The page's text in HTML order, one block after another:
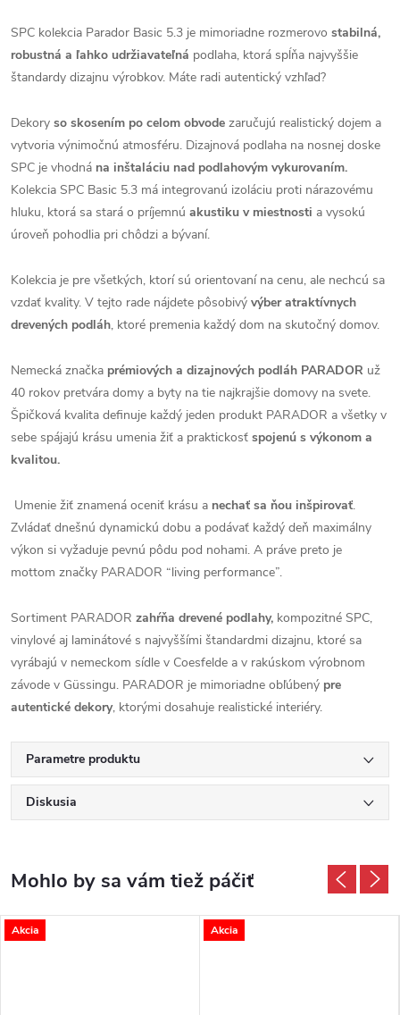
SPC kolekcia Parador Basic 5.3 je mimoriadne rozmerovo stabilná,
robustná a ľahko udržiavateľná podlaha, ktorá spĺňa najvyššie
štandardy dizajnu výrobkov. Máte radi autentický vzhľad?
Dekory so skosením po celom obvode zaručujú realistický dojem a
vytvoria výnimočnú atmosféru. Dizajnová podlaha na nosnej doske
SPC je vhodná na inštaláciu nad podlahovým vykurovaním.
Kolekcia SPC Basic 5.3 má integrovanú izoláciu proti nárazovému
hluku, ktorá sa stará o príjemnú akustiku v miestnosti a vysokú
úroveň pohodlia pri chôdzi a bývaní.
Kolekcia je pre všetkých, ktorí sú orientovaní na cenu, ale nechcú sa
vzdať kvality. V tejto rade nájdete pôsobivý výber atraktívnych
drevených podláh, ktoré premenia každý dom na skutočný domov.
Nemecká značka prémiových a dizajnových podláh PARADOR už
40 rokov pretvára domy a byty na tie najkrajšie domovy na svete.
Špičková kvalita definuje každý jeden produkt PARADOR a všetky v
sebe spájajú krásu umenia žiť a praktickosť spojenú s výkonom a
kvalitou.
Umenie žiť znamená oceniť krásu a nechať sa ňou inšpirovať.
Zvládať dnešnú dynamickú dobu a podávať každý deň maximálny
výkon si vyžaduje pevnú pôdu pod nohami. A práve preto je
mottom značky PARADOR “living performance”.
Sortiment PARADOR zahŕňa drevené podlahy, kompozitné SPC,
vinylové aj laminátové s najvyššími štandardmi dizajnu, ktoré sa
vyrábajú v nemeckom sídle v Coesfelde a v rakúskom výrobnom
závode v Güssingu. PARADOR je mimoriadne obľúbený pre
autentické dekory, ktorými dosahuje realistické interiéry.
Parametre produktu
Diskusia
Akcia Akcia